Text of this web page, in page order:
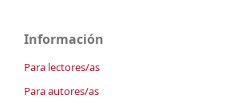
Información
Para lectores/as
Para autores/as